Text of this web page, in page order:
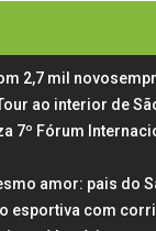
2,7 mil
ao interior de
7º Fórum
amor: pais do
esportiva com